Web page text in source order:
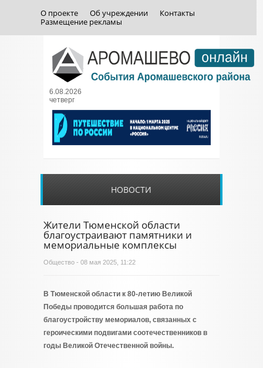
О проекте Об учреждении
Контакты
Размещение рекламы
6.08.2026
четверг
НОВОСТИ
Жители Тюменской области
благоустраивают памятники и
мемориальные комплексы
Общество - 08 мая 2025, 11:22
В Тюменской области к 80-летию Великой
Победы проводится большая работа по
благоустройству мемориалов, связанных с
героическими подвигами соотечественников в
годы Великой Отечественной войны.